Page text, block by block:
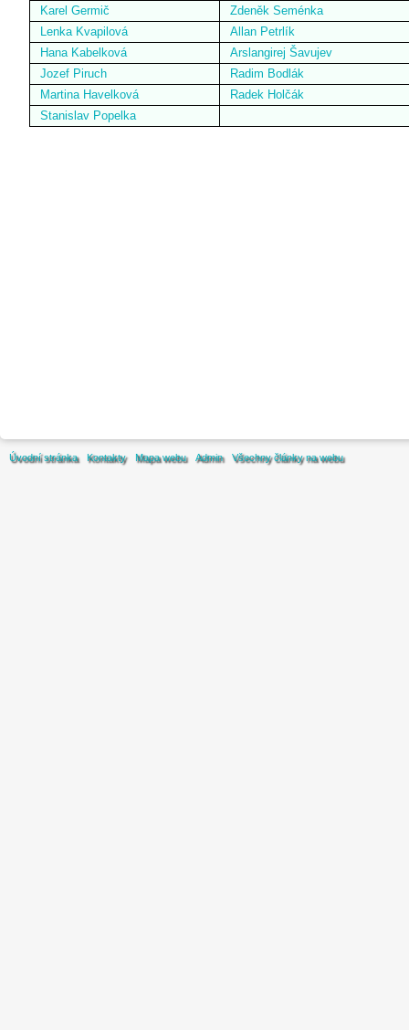
Karel Germič
Zdeněk Seménka
Lenka Kvapilová
Allan Petrlík
Hana Kabelková
Arslangirej Šavujev
Jozef Piruch
Radim Bodlák
Martina Havelková
Radek Holčák
Stanislav Popelka
Úvodní stránka Kontakty Mapa webu Admin Všechny články na webu